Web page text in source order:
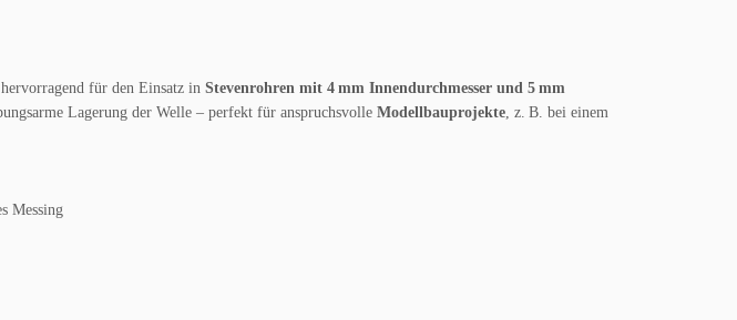
x
4
für den Einsatz in Stevenrohren mit 4 mm Innendurchmesser und 5 mm
Lagerung der Welle – perfekt für anspruchsvolle Modellbauprojekte , z. B. bei einem
Messing